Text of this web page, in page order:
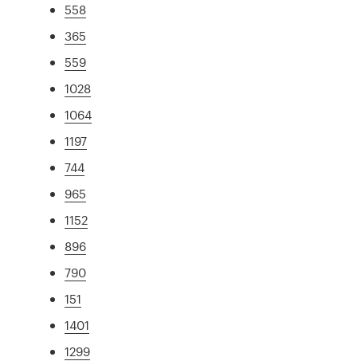
558
365
559
1028
1064
1197
744
965
1152
896
790
151
1401
1299